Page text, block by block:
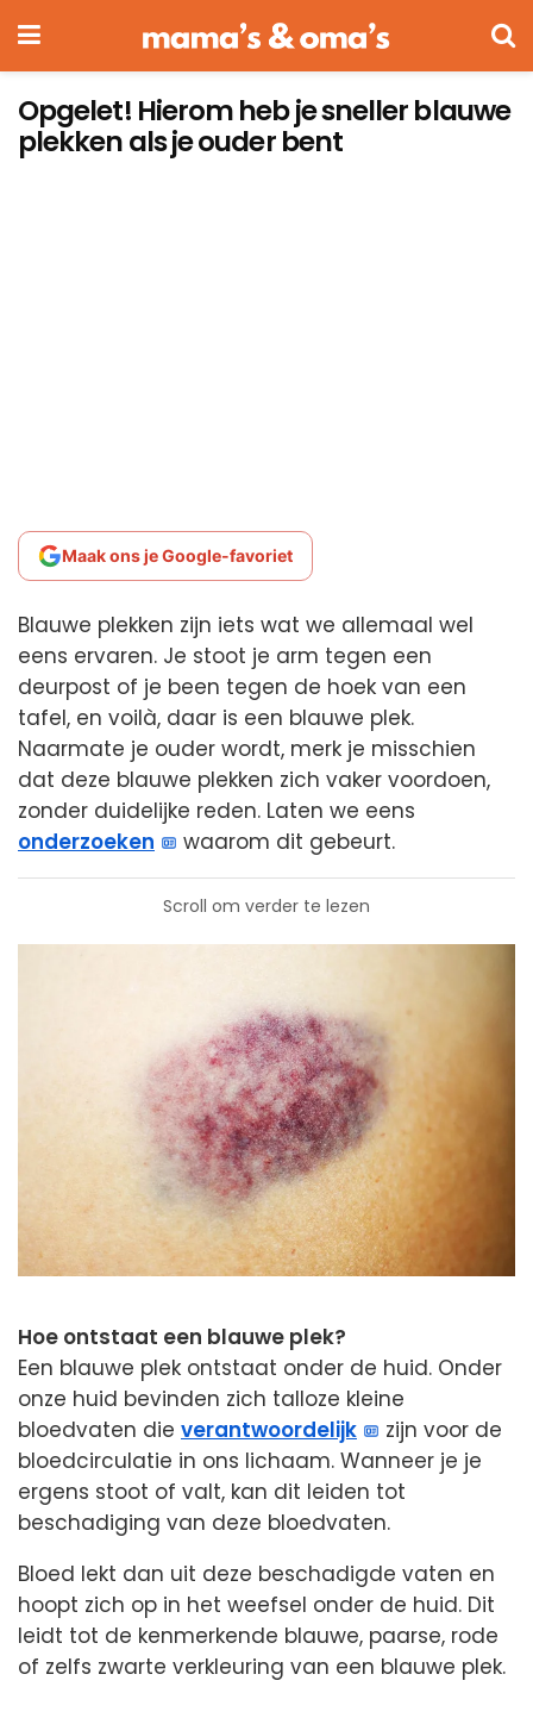
Opgelet! Hierom heb je sneller blauwe
plekken als je ouder bent
Maak ons je Google-favoriet
Blauwe plekken zijn iets wat we allemaal wel
eens ervaren. Je stoot je arm tegen een
deurpost of je been tegen de hoek van een
tafel, en voilà, daar is een blauwe plek.
Naarmate je ouder wordt, merk je misschien
dat deze blauwe plekken zich vaker voordoen,
zonder duidelijke reden. Laten we eens
onderzoeken
waarom dit gebeurt.
Scroll om verder te lezen
Hoe ontstaat een blauwe plek?
Een blauwe plek ontstaat onder de huid. Onder
onze huid bevinden zich talloze kleine
bloedvaten die verantwoordelijk
zijn voor de
bloedcirculatie in ons lichaam. Wanneer je je
ergens stoot of valt, kan dit leiden tot
beschadiging van deze bloedvaten.
Bloed lekt dan uit deze beschadigde vaten en
hoopt zich op in het weefsel onder de huid. Dit
leidt tot de kenmerkende blauwe, paarse, rode
of zelfs zwarte verkleuring van een blauwe plek.